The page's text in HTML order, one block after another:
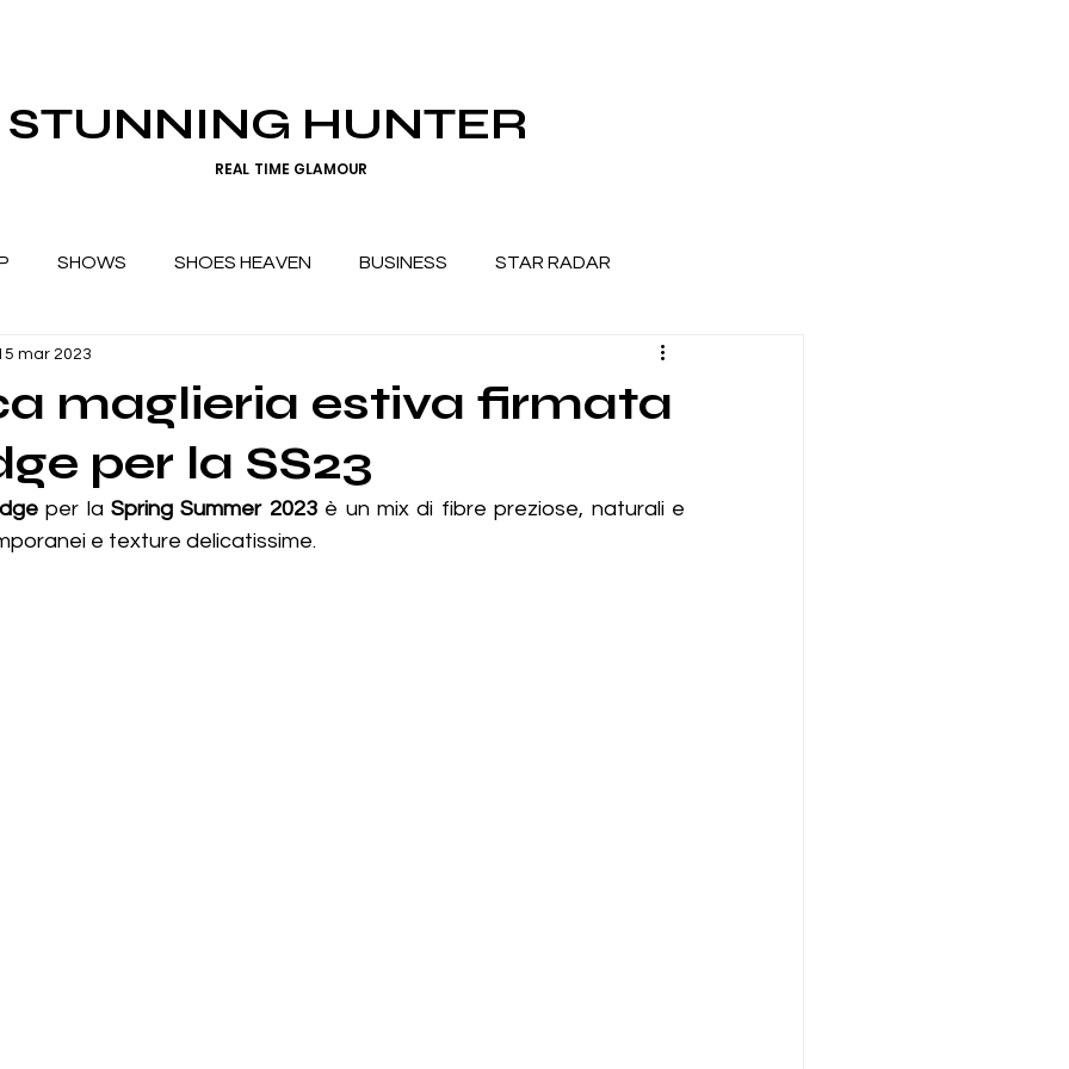
STUNNING HUNTER
REAL TIME GLAMOUR
SHOWS SHOES HEAVEN BUSINESS STAR RADAR
maglieria estiva firmata
per la SS23
mar 2023
per la Spring Summer 2023 è un mix di fibre preziose, naturali e
e texture delicatissime.